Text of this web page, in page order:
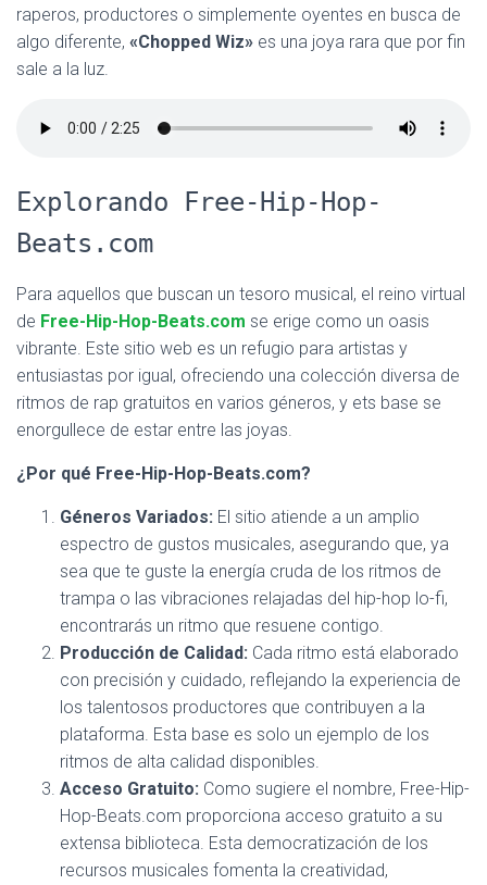
raperos, productores o simplemente oyentes en busca de
algo diferente, «Chopped Wiz» es una joya rara que por fin
sale a la luz.
Explorando Free-Hip-Hop-
Beats.com
Para aquellos que buscan un tesoro musical, el reino virtual
de Free-Hip-Hop-Beats.com se erige como un oasis
vibrante. Este sitio web es un refugio para artistas y
entusiastas por igual, ofreciendo una colección diversa de
ritmos de rap gratuitos en varios géneros, y ets base se
enorgullece de estar entre las joyas.
¿Por qué Free-Hip-Hop-Beats.com?
Géneros Variados: El sitio atiende a un amplio
espectro de gustos musicales, asegurando que, ya
sea que te guste la energía cruda de los ritmos de
trampa o las vibraciones relajadas del hip-hop lo-fi,
encontrarás un ritmo que resuene contigo.
Producción de Calidad: Cada ritmo está elaborado
con precisión y cuidado, reflejando la experiencia de
los talentosos productores que contribuyen a la
plataforma. Esta base es solo un ejemplo de los
ritmos de alta calidad disponibles.
Acceso Gratuito: Como sugiere el nombre, Free-Hip-
Hop-Beats.com proporciona acceso gratuito a su
extensa biblioteca. Esta democratización de los
recursos musicales fomenta la creatividad,